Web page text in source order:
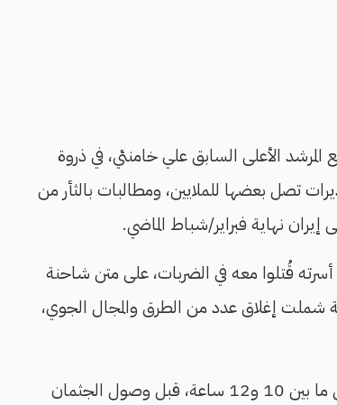
المرشد الأعلى السابق علي خامنئي، في ذروة
تصل بعضها للملايين، ومطالبات بالثأر من
إيران نهاية فبراير/شباط الماضي.
أسرته قُتلوا معه في الضربات، على متن شاحنة
إغلاق عدد من الطرق والمجال الجوي،
قائد الحرس الثوري في طهران، حسن زاده، إن الموكب يستغرق ما بين 10 و12 ساعة، قبل وصول الجثمان